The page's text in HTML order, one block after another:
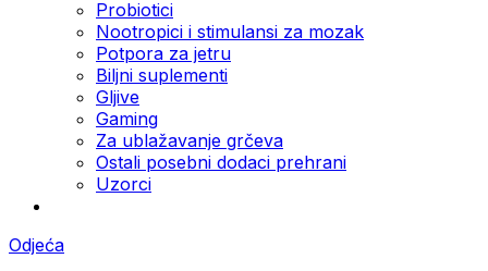
Probiotici
Nootropici i stimulansi za mozak
Potpora za jetru
Biljni suplementi
Gljive
Gaming
Za ublažavanje grčeva
Ostali posebni dodaci prehrani
Uzorci
Odjeća